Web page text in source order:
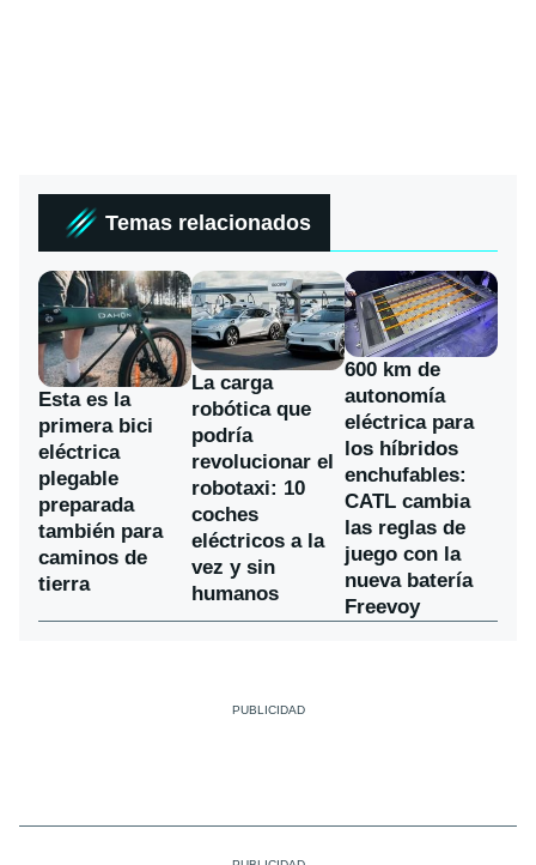
Temas relacionados
Esta es la
primera bici
eléctrica
plegable
preparada
también para
caminos de
tierra
La carga
robótica que
podría
revolucionar el
robotaxi: 10
coches
eléctricos a la
vez y sin
humanos
600 km de
autonomía
eléctrica para
los híbridos
enchufables:
CATL cambia
las reglas de
juego con la
nueva batería
Freevoy